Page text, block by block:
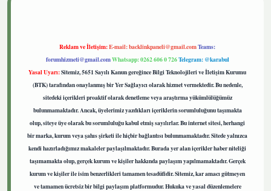
Reklam ve İletişim:E-mail:backlinkpaneli@gmail.comTeams:
forumhizmeti@gmail.comWhatsapp: 0262 606 0 726Telegram: @karabul
Yasal Uyarı:Sitemiz, 5651 Sayılı Kanun gereğince Bilgi Teknolojileri ve İletişim Kurumu
(BTK) tarafından onaylanmış bir Yer Sağlayıcı olarak hizmet vermektedir. Bu nedenle,
sitedeki içerikleri proaktif olarak denetleme veya araştırma yükümlülüğümüz
bulunmamaktadır. Ancak, üyelerimiz yazdıkları içeriklerin sorumluluğunu taşımakta
olup, siteye üye olarak bu sorumluluğu kabul etmiş sayılırlar. Bu internet sitesi, herhangi
bir marka, kurum veya şahıs şirketi ile hiçbir bağlantısı bulunmamaktadır. Sitede yalnızca
kendi hazırladığımız makaleler paylaşılmaktadır. Burada yer alan içerikler haber niteliği
taşımamakta olup, gerçek kurum ve kişiler hakkında paylaşım yapılmamaktadır. Gerçek
kurum ve kişiler ile isim benzerlikleri tamamen tesadüfidir. Sitemiz, kar amacı gütmeyen
ve tamamen ücretsiz bir bilgi paylaşım platformudur. Hukuka ve yasal düzenlemelere